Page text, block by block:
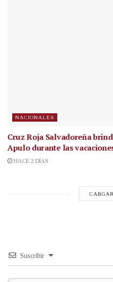
NACIONALES
Cruz Roja Salvadoreña
Apulo durante las
HACE 2 DÍAS
Suscribir